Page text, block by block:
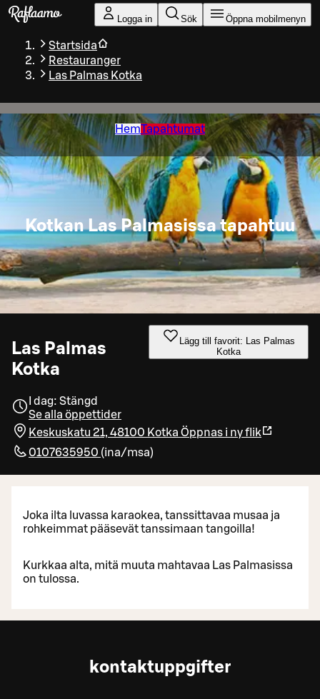
Gå till huvudinnehållet
Logga in Sök Öppna mobilmenyn
Startsida
Restauranger
Las Palmas Kotka
HemTapahtumat
Kotkan Las Palmasissa tapahtuu
Las Palmas
Kotka
Lägg till favorit: Las Palmas
Kotka
I dag: Stängd
Se alla öppettider
Keskuskatu 21, 48100 Kotka Öppnas i ny flik
0107635950 (ina/msa)
Joka ilta luvassa karaokea, tanssittavaa musaa ja
rohkeimmat pääsevät tanssimaan tangoilla!
Kurkkaa alta, mitä muuta mahtavaa Las Palmasissa
on tulossa.
kontaktuppgifter